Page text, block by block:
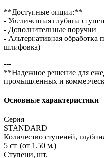
**Доступные опции:**
- Увеличенная глубина
- Дополнительные поручни
- Альтернативная обработка
шлифовка)
---
**Надежное решение для
промышленных и
Основные характеристики
Серия
STANDARD
Количество ступеней,
5 ст. (от 1.50 м.)
Ступени, шт.